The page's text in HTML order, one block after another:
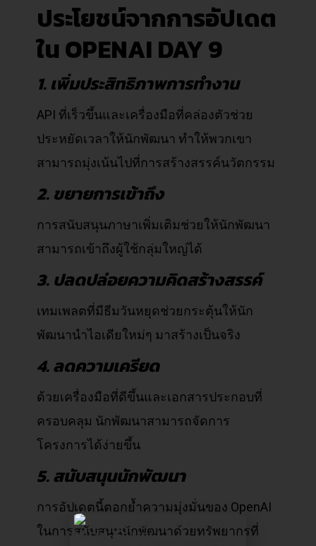
ประโยชน์จากการอัปเดต
ใน OPENAI DAY 9
1. เพิ่มประสิทธิภาพการทำงาน
API ที่เร็วขึ้นและเครื่องมือที่คล่องตัวช่วย
ประหยัดเวลาให้นักพัฒนา ทำให้พวกเขา
สามารถมุ่งเน้นไปที่การสร้างสรรค์นวัตกรรม
2. ขยายการเข้าถึง
การสนับสนุนภาษาเพิ่มเติมช่วยให้นักพัฒนา
สามารถเข้าถึงผู้ใช้กลุ่มใหญ่ได้
3. ปลดปล่อยความคิดสร้างสรรค์
เทมเพลตที่มีธีมวันหยุดช่วยกระตุ้นให้นัก
พัฒนานำไอเดียใหม่ๆ มาสร้างเป็นจริง
4. ลดความเครียด
ด้วยเครื่องมือที่ดีขึ้นและเอกสารประกอบที่
ครอบคลุม นักพัฒนาสามารถจัดการ
โครงการได้ง่ายขึ้น
5. สนับสนุนนักพัฒนา
การอัปเดตนี้ตอกย้ำความมุ่งมั่นของ OpenAI
ในการสนับสนุนนักพัฒนาด้วยทรัพยากรที่